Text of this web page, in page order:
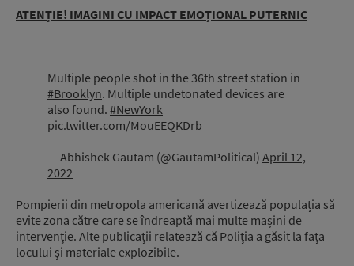
ATENȚIE! IMAGINI CU IMPACT EMOȚIONAL PUTERNIC
Multiple people shot in the 36th street station in
#Brooklyn. Multiple undetonated devices are
also found. #NewYork
pic.twitter.com/MouEEQKDrb
— Abhishek Gautam (@GautamPolitical) April 12,
2022
Pompierii din metropola americană avertizează populația să
evite zona către care se îndreaptă mai multe mașini de
intervenție. Alte publicații relatează că Poliția a găsit la fața
locului și materiale explozibile.